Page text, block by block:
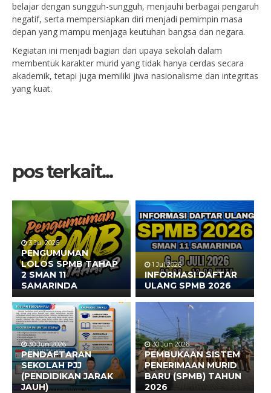
belajar dengan sungguh-sungguh, menjauhi berbagai pengaruh
negatif, serta mempersiapkan diri menjadi pemimpin masa
depan yang mampu menjaga keutuhan bangsa dan negara.
Kegiatan ini menjadi bagian dari upaya sekolah dalam
membentuk karakter murid yang tidak hanya cerdas secara
akademik, tetapi juga memiliki jiwa nasionalisme dan integritas
yang kuat.
pos terkait...
3 Jul 2026
PENGUMUMAN
LOLOS SPMB TAHAP
2 SMAN 11
SAMARINDA
1 Jul 2026
INFORMASI DAFTAR
ULANG SPMB 2026
30 Jun 2026
PENDAFTARAN
SEKOLAH PJJ
(PENDIDIKAN JARAK
JAUH)
30 Jun 2026
PEMBUKAAN SISTEM
PENERIMAAN MURID
BARU (SPMB) TAHUN
2026